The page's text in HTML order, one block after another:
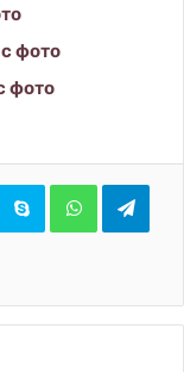
фото
фото
Skype WhatsApp